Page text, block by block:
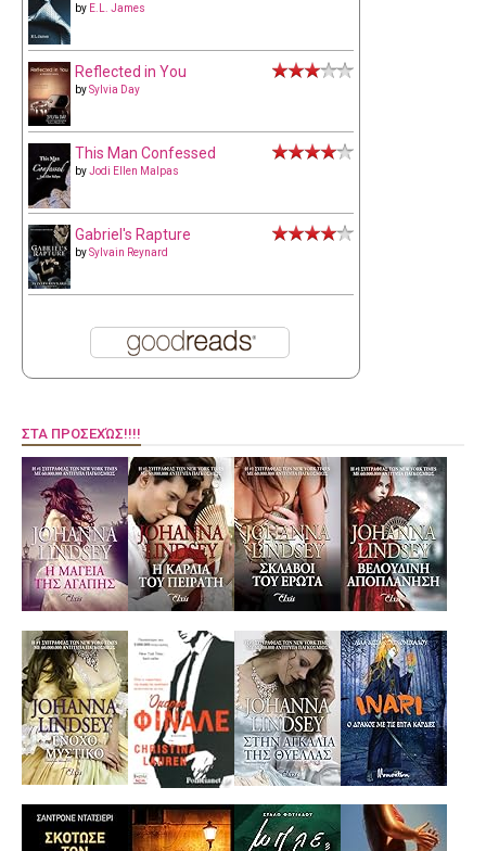
by E.L. James
Reflected in You
bySylvia Day
This Man Confessed
byJodi Ellen Malpas
Gabriel's Rapture
bySylvain Reynard
ΣΤΑ ΠΡΟΣΕΧΏΣ!!!!